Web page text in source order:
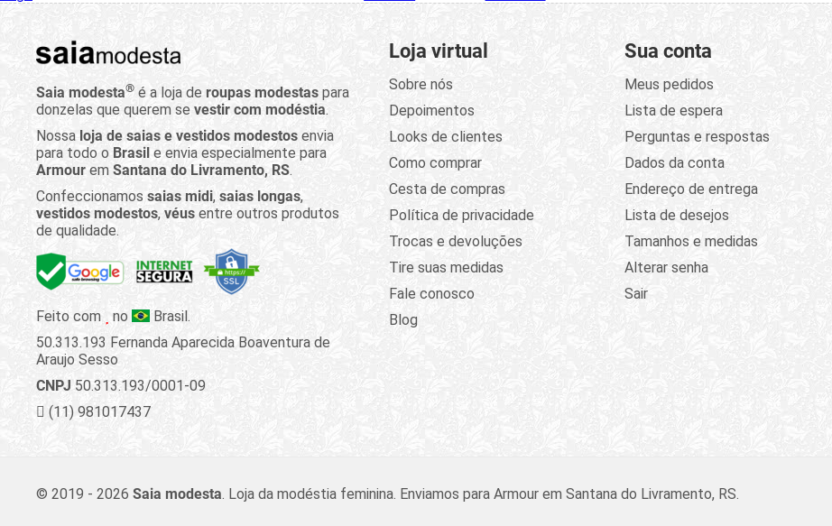
Saia modesta® é a loja de roupas modestas para
donzelas que querem se vestir com modéstia.
Nossa loja de saias e vestidos modestos envia
para todo o Brasil e envia especialmente para
Armour em Santana do Livramento, RS.
Confeccionamos saias midi, saias longas,
vestidos modestos, véus entre outros produtos
de qualidade.
Feito com no
Brasil.
50.313.193 Fernanda Aparecida Boaventura de
Araujo Sesso
CNPJ 50.313.193/0001-09
(11) 981017437
Loja virtual
Sobre nós
Depoimentos
Looks de clientes
Como comprar
Cesta de compras
Política de privacidade
Trocas e devoluções
Tire suas medidas
Fale conosco
Blog
Sua conta
Meus pedidos
Lista de espera
Perguntas e respostas
Dados da conta
Endereço de entrega
Lista de desejos
Tamanhos e medidas
Alterar senha
Sair
© 2019 - 2026 Saia modesta. Loja da modéstia feminina. Enviamos para Armour em Santana do Livramento, RS.